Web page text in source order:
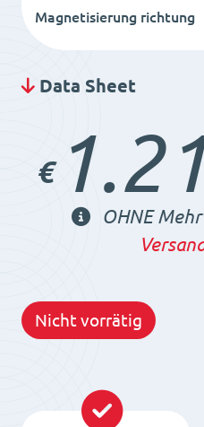
Magnetisierung richtung
Data Sheet
€
OHNE
Nicht vorrätig